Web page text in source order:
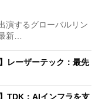
演するグローバルリン
新…
レーザーテック：最先
TDK：AIインフラを支